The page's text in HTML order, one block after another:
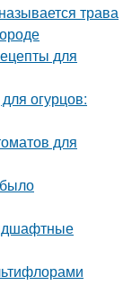
трава
для
огурцов:
для